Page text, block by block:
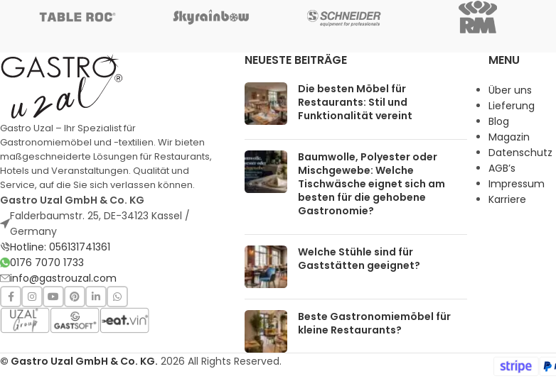
Gastro Uzal – Ihr Spezialist für
Gastronomiemöbel und -textilien. Wir bieten
maßgeschneiderte Lösungen für Restaurants,
Hotels und Veranstaltungen. Qualität und
Service, auf die Sie sich verlassen können.
Gastro Uzal GmbH & Co. KG
Falderbaumstr. 25, DE-34123 Kassel /
Germany
Hotline: 056131741361
0176 7070 1733
info@gastrouzal.com
NEUESTE BEITRÄGE
Die besten Möbel für
Restaurants: Stil und
Funktionalität vereint
Baumwolle, Polyester oder
Mischgewebe: Welche
Tischwäsche eignet sich am
besten für die gehobene
Gastronomie?
Welche Stühle sind für
Gaststätten geeignet?
Beste Gastronomiemöbel für
kleine Restaurants?
MENU
Über uns
Lieferung
Blog
Magazin
Datenschutz
AGB’s
Impressum
Karriere
© Gastro Uzal GmbH & Co. KG. 2026 All Rights Reserved.